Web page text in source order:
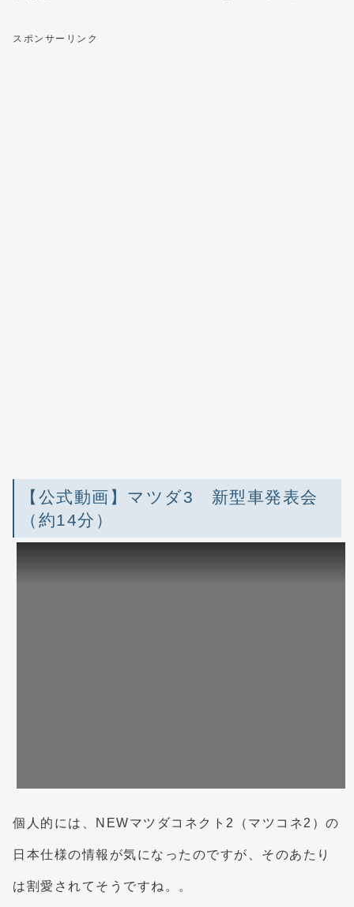
スポンサーリンク
【公式動画】マツダ3 新型車発表会
（約14分）
個人的には、NEWマツダコネクト2（マツコネ2）の
日本仕様の情報が気になったのですが、そのあたり
は割愛されてそうですね。。